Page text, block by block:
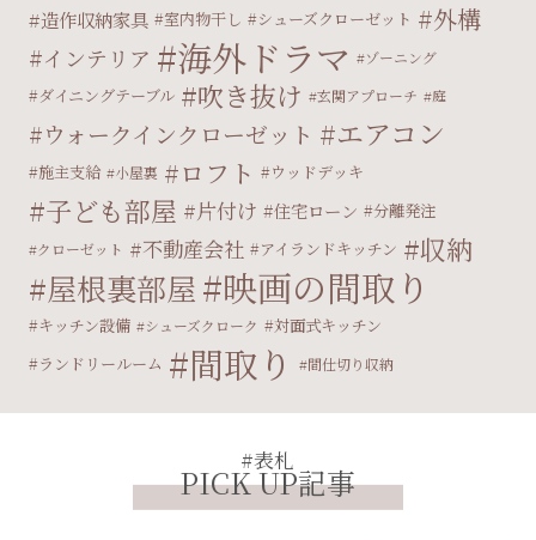
造作収納家具 室内物干し シューズクローゼット 外構
インテリア 海外ドラマ ゾーニング
ダイニングテーブル 吹き抜け 玄関アプローチ 庭
ウォークインクローゼット エアコン
施主支給 小屋裏 ロフト ウッドデッキ
子ども部屋 片付け 住宅ローン 分離発注
クローゼット 不動産会社 アイランドキッチン 収納
屋根裏部屋 映画の間取り
キッチン設備 シューズクローク
対面式キッチン
ランドリールーム
間取り 間仕切り収納
#表札
PICK UP記事